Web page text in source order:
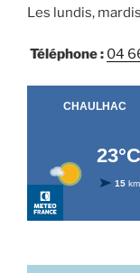
Les lundis,
Téléphone : 04